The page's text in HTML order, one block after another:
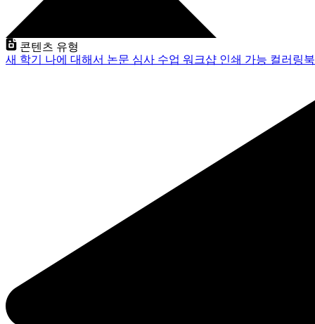
콘텐츠 유형
새 학기 나에 대해서 논문 심사 수업 워크샵 인쇄 가능 컬러링북